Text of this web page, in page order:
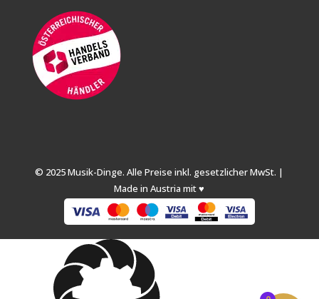
© 2025 Musik-Dinge. Alle Preise inkl. gesetzlicher MwSt. |
Made in Austria mit ♥